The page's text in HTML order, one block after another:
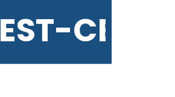
EST-CE